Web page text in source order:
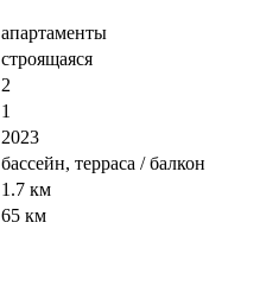
апартаменты
строящаяся
2
1
2023
бассейн, терраса / балкон
1.7 км
65 км